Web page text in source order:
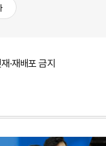
·재배포 금지